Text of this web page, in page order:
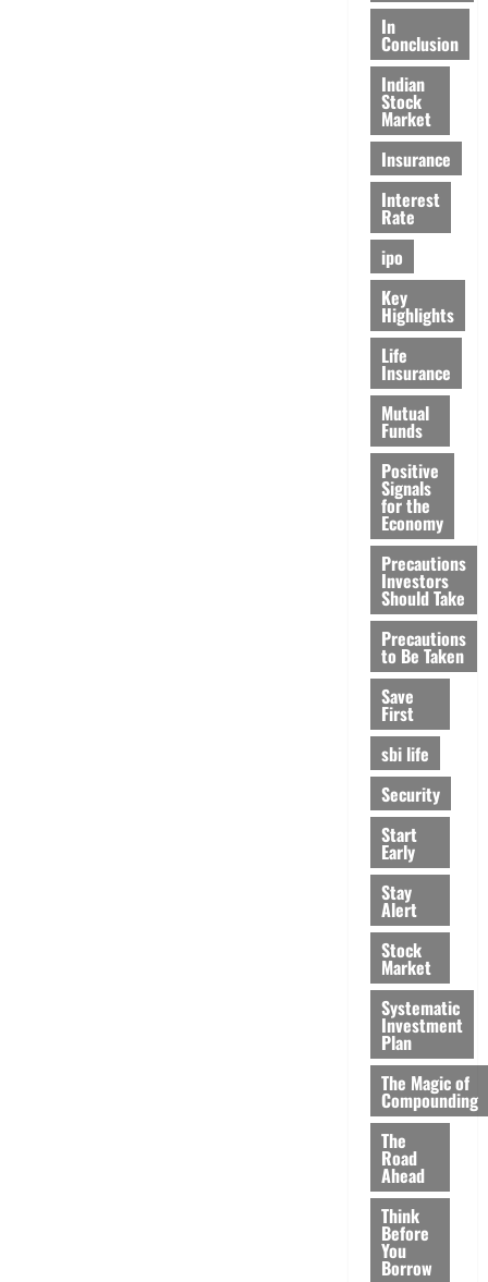
In
Conclusion
Indian
Stock
Market
Insurance
Interest
Rate
ipo
Key
Highlights
Life
Insurance
Mutual
Funds
Positive
Signals
for the
Economy
Precautions
Investors
Should Take
Precautions
to Be Taken
Save
First
sbi life
Security
Start
Early
Stay
Alert
Stock
Market
Systematic
Investment
Plan
The Magic of
Compounding
The
Road
Ahead
Think
Before
You
Borrow